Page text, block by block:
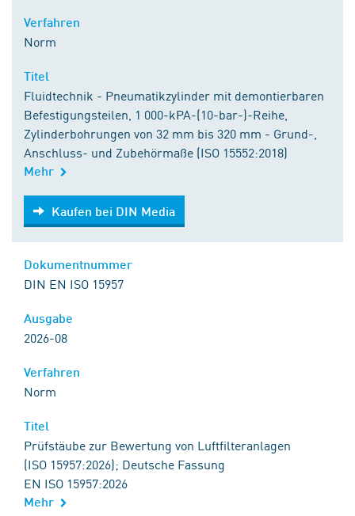
Norm
Fluidtechnik - Pneumatikzylinder mit demontierbaren
Befestigungsteilen, 1 000-kPA-(10-bar-)-Reihe,
Zylinderbohrungen von 32 mm bis 320 mm - Grund-,
Anschluss- und Zubehörmaße (ISO 15552:2018)
Mehr
Kaufen bei DIN Media
Kaufen bei DIN Media
DIN EN ISO 15957
2026-08
Norm
Prüfstäube zur Bewertung von Luftfilteranlagen
(ISO 15957:2026); Deutsche Fassung
EN ISO 15957:2026
Mehr